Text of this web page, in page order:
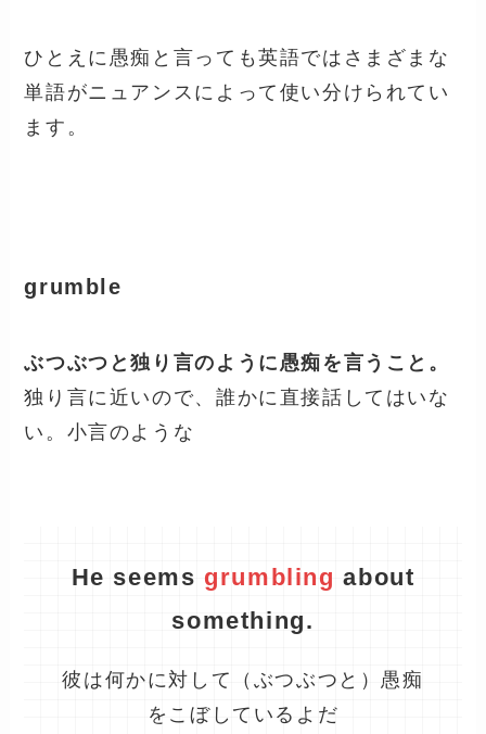
ひとえに愚痴と言っても英語ではさまざまな
単語がニュアンスによって使い分けられてい
ます。
grumble
ぶつぶつと独り言のように愚痴を言うこと。
独り言に近いので、誰かに直接話してはいな
い。小言のような
He seems grumbling about
something.
彼は何かに対して（ぶつぶつと）愚痴
をこぼしているよだ